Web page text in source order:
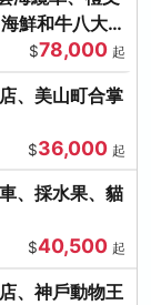
鮮和牛八大螃
$78,000 起
、美山町合掌
$36,000 起
、採水果、貓
$40,500 起
、神戶動物王